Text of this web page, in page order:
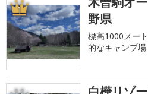
1
野県
標高1000メー
的なキャンプ場